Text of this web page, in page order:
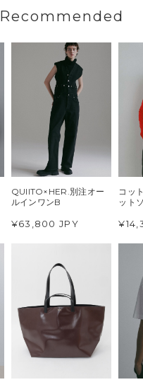
Recommended
QUIITO×HER.別注オー
ルインワンB
¥63,800 JPY
コッ
ット